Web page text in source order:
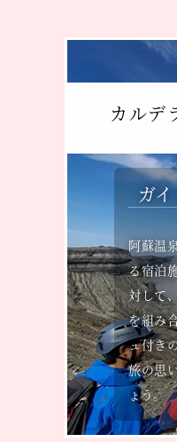
カルデ
ガ
阿蘇温
る宿泊
対して
を組み
ュ付き
旅の思
ょう。